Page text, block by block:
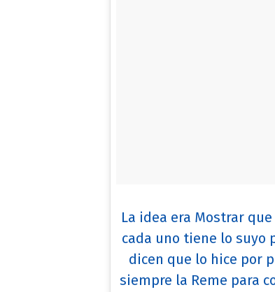
La idea era Mostrar
cada uno tiene lo suyo
dicen que lo hice por
siempre la Reme para